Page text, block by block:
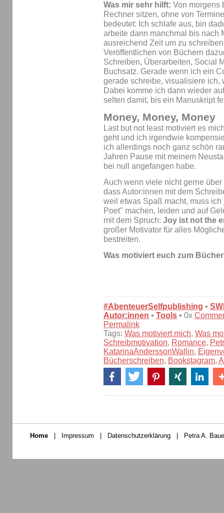
Was mir sehr hilft: Von morgens
Rechner sitzen, ohne von
bedeutet: Ich schlafe aus, bin
arbeite dann manchmal bis nach
ausreichend Zeit um zu
Veröffentlichen von Büchern
Schreiben, Überarbeiten, Social
Buchsatz. Gerade wenn ich ein
gerade schreibe, visualisiere ich,
Dabei komme ich dann wieder
selten damit, bis ein Manuskript
Money, Money, Money
Last but not least motiviert es
geht und ich irgendwie
ich allerdings noch ganz schön
Jahren Pause mit meinem
bei null angefangen habe.
Auch wenn viele nicht gerne
dass Autor:innen mit dem
weil etwas Spaß macht, muss
Poet" machen, leiden und auf
mit dem Spruch: Joy ist not the
großer Motivator für alles
bestreiten.
Was motiviert euch zum
#AbenteuerSelfpublishing •
Autor:innen • Tools • 0x
Permalink
Tags: Was motiviert mich, Was
Schreibmotivation, Romance,
KatarinaAnderssonWallin,
Bücherschreiben, Bookstagram,
Home Impressum Datenschutzerklärung Petra A.